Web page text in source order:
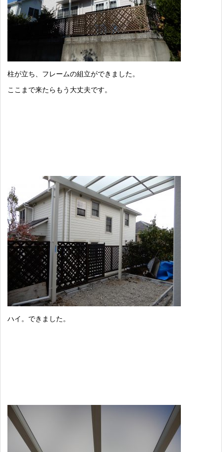
柱が立ち、フレームの組立ができました。
ここまで来たらもう大丈夫です。
ハイ。できました。